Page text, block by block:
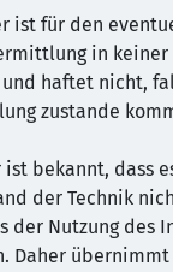
ist für den
in keiner
haftet nicht,
zustande
ist bekannt, dass
der Technik
der Nutzung des
Daher